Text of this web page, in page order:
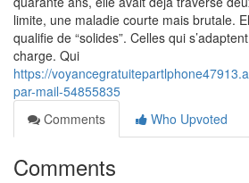
limite, une maladie courte mais brutale.
qualifie de “solides”. Celles qui
charge. Qui
https://
par-mail-54855835
Comments
Who Upvoted
Comments